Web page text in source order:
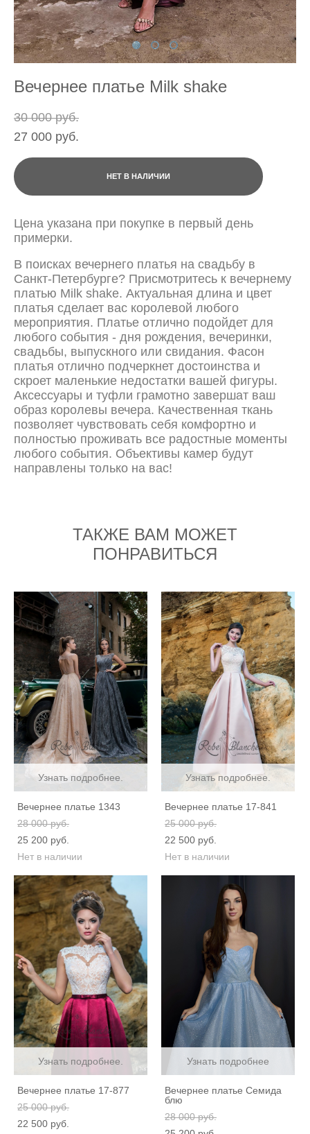
Вечернее платье Milk shake
30 000 pуб.
27 000 pуб.
НЕТ В НАЛИЧИИ
Цена указана при покупке в первый день
примерки.
В поисках вечернего платья на свадьбу в
Санкт-Петербурге? Присмотритесь к вечернему
платью Milk shake. Актуальная длина и цвет
платья сделает вас королевой любого
мероприятия. Платье отлично подойдет для
любого события - дня рождения, вечеринки,
свадьбы, выпускного или свидания. Фасон
платья отлично подчеркнет достоинства и
скроет маленькие недостатки вашей фигуры.
Аксессуары и туфли грамотно завершат ваш
образ королевы вечера. Качественная ткань
позволяет чувствовать себя комфортно и
полностью проживать все радостные моменты
любого события. Объективы камер будут
направлены только на вас!
ТАКЖЕ ВАМ МОЖЕТ
ПОНРАВИТЬСЯ
Узнать подробнее.
Вечернее платье 1343
28 000 pуб.
25 200 pуб.
Нет в наличии
Узнать подробнее.
Вечернее платье 17-841
25 000 pуб.
22 500 pуб.
Нет в наличии
Узнать подробнее.
Вечернее платье 17-877
25 000 pуб.
22 500 pуб.
Узнать подробнее
Вечернее платье Семида
блю
28 000 pуб.